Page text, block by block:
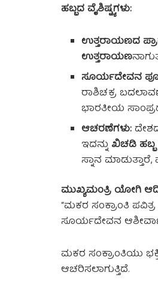
ಹಬ್ಬದ ವೈಶಿಷ್ಟ್ಯಗಳು:
ಉತ್ತರಾಯಣದ
ಉತ್ತರಾಯಣ
ಸೂರ್ಯದೇವನ
ರಾಶಿಚಕ್ರ
ಭಾರತೀಯ
ಆಚರಣೆಗಳು:
ಇದನ್ನುಖಿಚಡಿ ಹಬ್ಬ
ಸ್ನಾನ
ಮುಖ್ಯಮಂತ್ರಿ ಯೋಗಿ
“ಮಕರ ಸಂಕ್ರಾಂತಿ ಪವಿತ್ರ
ಸೂರ್ಯದೇವನ
ಮಕರ ಸಂಕ್ರಾಂತಿಯು
ಆಚರಿಸಲಾಗುತ್ತಿದೆ.